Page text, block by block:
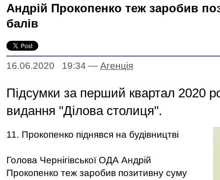
Андрій Прокопенко теж заробив
балів
16.06.2020 19:34 — Агенцiя
Підсумки за перший квартал 2020
видання "Ділова столиця".
11. Прокопенко піднявся на будівництві
Голова Чернігівської ОДА Андрій
Прокопенко теж заробив позитивну суму